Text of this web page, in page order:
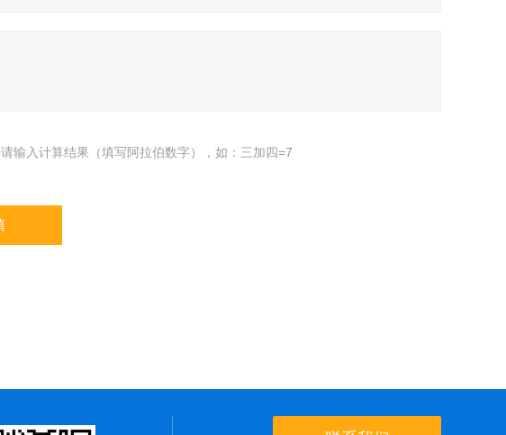
请输入计算结果（填写阿拉伯数字），如：三加四=7